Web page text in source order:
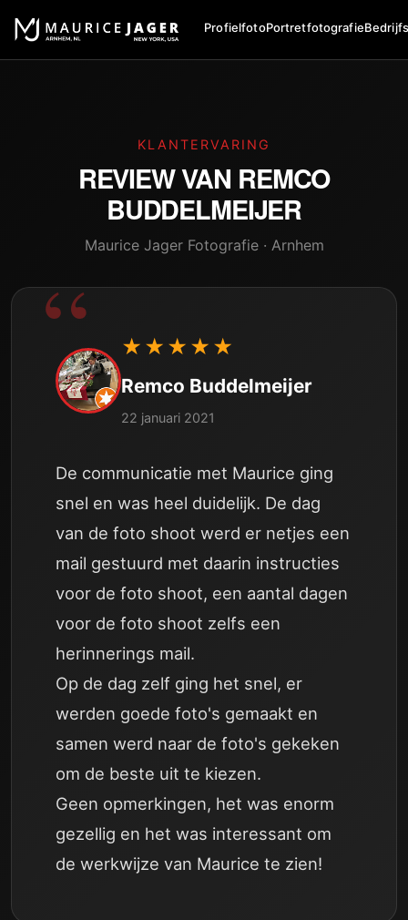
ProfielfotoPortretfotografie
KLANTERVARING
REVIEW VAN REMCO
BUDDELMEIJER
Maurice Jager Fotografie · Arnhem
★★★★★
Remco Buddelmeijer
22 januari 2021
De communicatie met Maurice ging
snel en was heel duidelijk. De dag
van de foto shoot werd er netjes een
mail gestuurd met daarin instructies
voor de foto shoot, een aantal dagen
voor de foto shoot zelfs een
herinnerings mail.
Op de dag zelf ging het snel, er
werden goede foto's gemaakt en
samen werd naar de foto's gekeken
om de beste uit te kiezen.
Geen opmerkingen, het was enorm
gezellig en het was interessant om
de werkwijze van Maurice te zien!